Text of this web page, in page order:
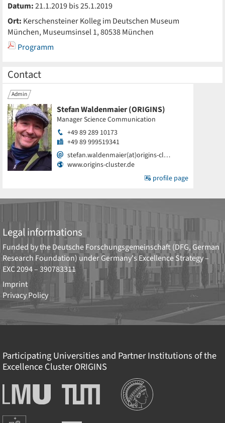
Contact
Admin
Stefan Waldenmaier (ORIGINS)
Manager Science Communication
+49 89 289 10173
+49 89 999519341
stefan.waldenmaier(at)origins-cl…
www.origins-cluster.de
profile page
Datum:21.1.2019 bis 25.1.2019
Ort: Kerschensteiner Kolleg im Deutschen Museum
München, Museumsinsel 1, 80538 München
Programm
Legal informations
Funded by theDeutsche Forschungsgemeinschaft (DFG, German
Research Foundation) under Germany's Excellence Strategy –
EXC 2094 – 390783311
Imprint
Privacy Policy
Participating Universities and Partner Institutions of the
Excellence ClusterORIGINS
Ludwig-
Maximilians-
Technische
Universität
Institutions